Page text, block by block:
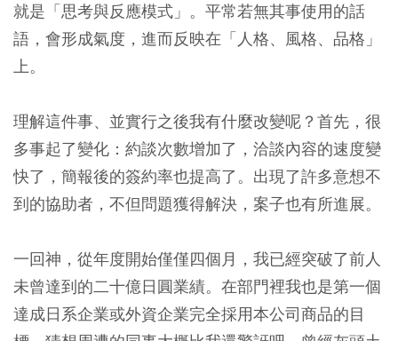
就是「思考與反應模式」。平常若無其事使用的話
語，會形成氣度，進而反映在「人格、風格、品格」
上。
理解這件事、並實行之後我有什麼改變呢？首先，很
多事起了變化：約談次數增加了，洽談內容的速度變
快了，簡報後的簽約率也提高了。出現了許多意想不
到的協助者，不但問題獲得解決，案子也有所進展。
一回神，從年度開始僅僅四個月，我已經突破了前人
未曾達到的二十億日圓業績。在部門裡我也是第一個
達成日系企業或外資企業完全採用本公司商品的目